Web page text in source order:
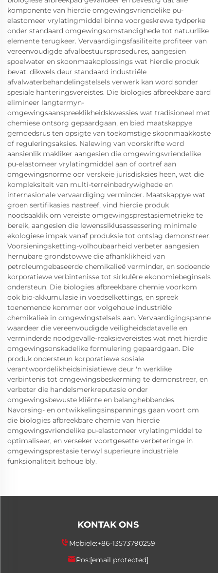
komponente van hierdie omgewingsvriendelike pu-
elastomeer vrylatingmiddel binne voorgeskrewe tydperke
onder standaard omgewingsomstandighede tot natuurlike
elemente terugkeer. Vervaardigingsfasiliteite profiteer van
vereenvoudigde afvalbestuursprosedures, aangesien
spoelwater en skoonmaakoplossings wat hierdie produk
bevat, dikwels deur standaard industriële
afvalwaterbehandelingstelsels verwerk kan word sonder
spesiale hanteringsvereistes. Die biologies afbreekbare aard
elimineer langtermyn-
omgewingsaanspreeklikheidskwessies wat tradisioneel met
chemiese ontsorg gepaardgaan, en bied maatskappye
gemoedsrus ten opsigte van toekomstige skoonmaakkoste
of reguleringsaksies. Nalewing van voorskrifte word
aansienlik makliker aangesien die omgewingsvriendelike
pu-elastomeer vrylatingmiddel aan of oortref aan
omgewingsnorme oor verskeie jurisdisksies heen, wat die
kompleksiteit van multi-terreinbedrywighede en
internasionale vervaardiging verminder. Maatskappye wat
groen sertifikasies nastreef, vind hierdie produk
noodsaaklik om vereiste omgewingsprestasiemetrieke te
bereik, aangesien die lewenssiklusassessering minimale
ekologiese impak vanaf produksie tot ontslag demonstreer.
Voorsieningsketting-volhoubaarheid verbeter aangesien
hernubare grondstowwe die afhanklikheid van
petroleumgebaseerde chemikalieë verminder, en sodoende
korporatiewe verbintenisse tot sirkulêre ekonomiebeginsels
ondersteun. Die biologies afbreekbare chemie voorkom
ook bio-akkumulasie in voedselkettings, en spreek
toenemende kommer oor volgehoue industriële
chemikalieë in omgewingstelsels aan. Vervaardigingspanne
waardeer die vereenvoudigde veiligheidsdatavelle en
verminderde noodgevalle-reaksievereistes wat met hierdie
omgewingsonskadelike formulering gepaardgaan. Die
produk ondersteun korporatiewe sosiale
verantwoordelikheidsinisiatiewe deur 'n werklike
verbintenis tot omgewingsbeskerming te demonstreer, en
verbeter die handelsmerkreputasie onder
omgewingsbewuste kliënte en belanghebbendes.
Navorsing- en ontwikkelingsinspannings gaan voort om
die biologies afbreekbare chemie van hierdie
omgewingsvriendelike pu-elastomeer vrylatingmiddel te
optimaliseer, en verseker voortgesette verbeteringe in
omgewingsprestasie terwyl superieure industriële
funksionaliteit behoue bly.
KONTAK ONS
Mobiele:+86-13573790259
Pos:[email protected]